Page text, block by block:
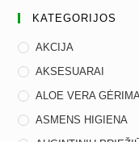
KATEGORIJOS
AKCIJA
AKSESUARAI
ALOE VERA
ASMENS HIGIENA